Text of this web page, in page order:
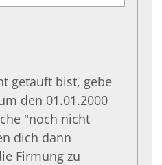
getauft bist, gebe
den 01.01.2000
"noch nicht
dich dann
Firmung zu